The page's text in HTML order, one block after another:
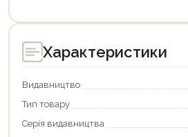
Характеристики
Видавництво
Тип товару
Серія видавництва